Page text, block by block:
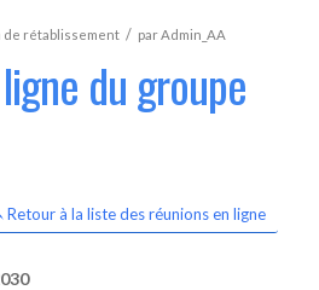
de rétablissement / parAdmin_AA
du groupe
Retour à la liste des réunions en ligne